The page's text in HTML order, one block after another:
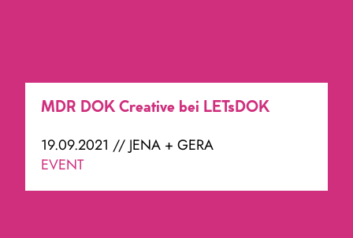
MDR DOK Creative bei LETsDOK
19.09.2021 // JENA + GERA
EVENT